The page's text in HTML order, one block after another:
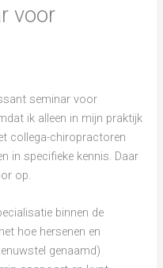
voor
seminar voor
ik alleen in mijn praktijk
collega-chiropractoren
in specifieke kennis. Daar
op.
binnen de
hoe hersenen en
genaamd)